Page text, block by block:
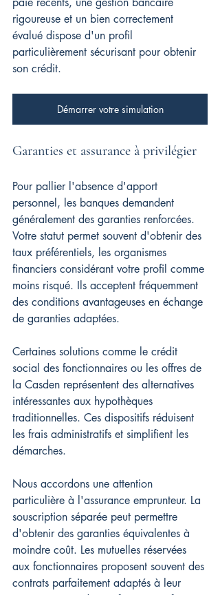
rigoureuse et un bien correctement
évalué dispose d'un profil
particulièrement sécurisant pour obtenir
son crédit.
Démarrer votre simulation
Garanties et assurance à privilégier
Pour pallier l'absence d'apport
personnel, les banques demandent
généralement des garanties renforcées.
Votre statut permet souvent d'obtenir des
taux préférentiels, les organismes
financiers considérant votre profil comme
moins risqué. Ils acceptent fréquemment
des conditions avantageuses en échange
de garanties adaptées.
Certaines solutions comme le crédit
social des fonctionnaires ou les offres de
la Casden représentent des alternatives
intéressantes aux hypothèques
traditionnelles. Ces dispositifs réduisent
les frais administratifs et simplifient les
démarches.
Nous accordons une attention
particulière à l'assurance emprunteur. La
souscription séparée peut permettre
d'obtenir des garanties équivalentes à
moindre coût. Les mutuelles réservées
aux fonctionnaires proposent souvent des
contrats parfaitement adaptés à leur